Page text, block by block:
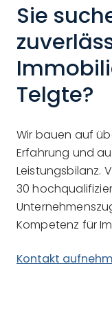
Sie
Telgte?
Wir bauen auf
Erfahrung und
Leistungsbilanz.
30
Kompetenz für
Kontakt